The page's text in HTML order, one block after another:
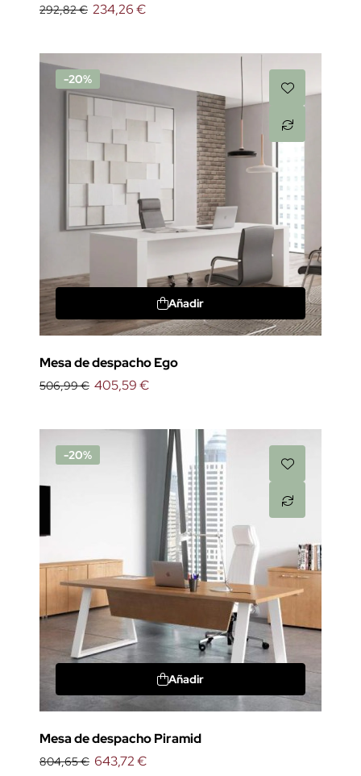
292,82 € 234,26 €
-20%
Añadir
Mesa de despacho Ego
506,99 € 405,59 €
-20%
Añadir
Mesa de despacho Piramid
804,65 € 643,72 €